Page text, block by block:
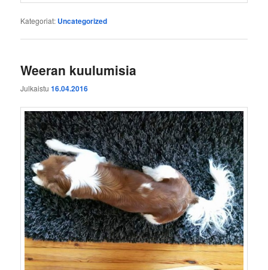
Kategoriat: Uncategorized
Weeran kuulumisia
Julkaistu16.04.2016